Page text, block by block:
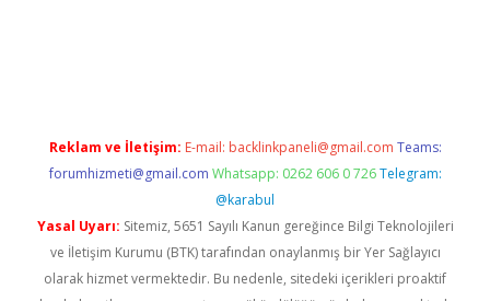
Reklam ve İletişim: E-mail: backlinkpaneli@gmail.com Teams:
forumhizmeti@gmail.com Whatsapp: 0262 606 0 726 Telegram:
@karabul
Yasal Uyarı: Sitemiz, 5651 Sayılı Kanun gereğince Bilgi Teknolojileri
ve İletişim Kurumu (BTK) tarafından onaylanmış bir Yer Sağlayıcı
olarak hizmet vermektedir. Bu nedenle, sitedeki içerikleri proaktif